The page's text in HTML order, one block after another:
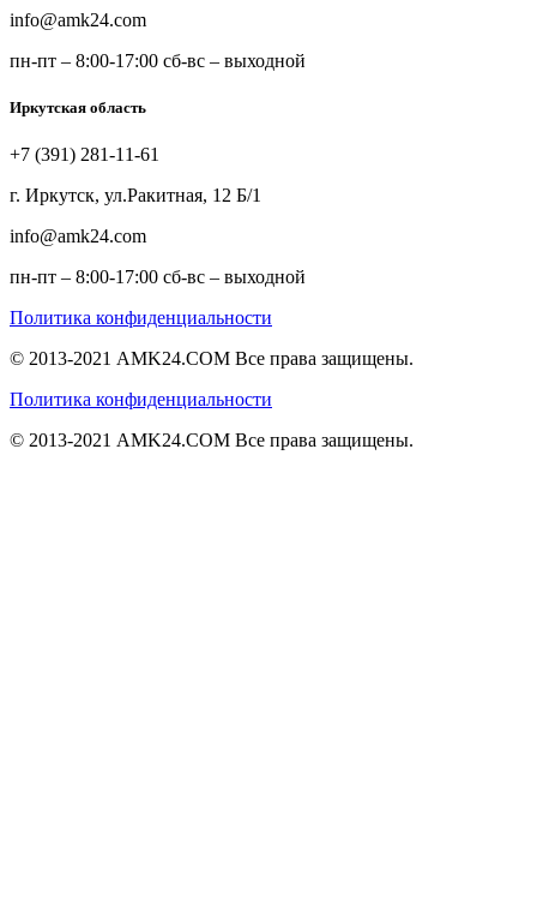
info@amk24.com
пн-пт – 8:00-17:00 сб-вс – выходной
Иркутская область
+7 (391) 281-11-61
г. Иркутск, ул.Ракитная, 12 Б/1
info@amk24.com
пн-пт – 8:00-17:00 сб-вс – выходной
Политика конфиденциальности
© 2013-2021 AMK24.COM Все права защищены.
Политика конфиденциальности
© 2013-2021 AMK24.COM Все права защищены.